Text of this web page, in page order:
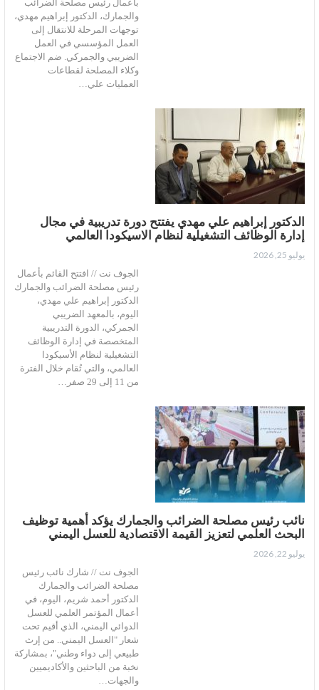
بأعمال رئيس مصلحة الضرائب
والجمارك، الدكتور إبراهيم مهدي،
توجهات المرحلة للانتقال إلى
العمل المؤسسي في العمل
الضريبي والجمركي. ضم الاجتماع
وكلاء المصلحة لقطاعات
العمليات علي…
الدكتور إبراهيم علي مهدي يفتتح دورة تدريبية في مجال
إدارة الوظائف التشغيلية لنظام الاسيكودا العالمي
يوليو 25, 2026
الجوف نت // افتتح القائم بأعمال
رئيس مصلحة الضرائب والجمارك
الدكتور إبراهيم علي مهدي،
اليوم، بالمعهد الضريبي
الجمركي، الدورة التدريبية
المتخصصة في إدارة الوظائف
التشغيلية لنظام الأسيكودا
العالمي، والتي تُقام خلال الفترة
من 11 إلى 29 صفر…
نائب رئيس مصلحة الضرائب والجمارك يؤكد أهمية توظيف
البحث العلمي لتعزيز القيمة الاقتصادية للعسل اليمني
يوليو 22, 2026
الجوف نت // شارك نائب رئيس
مصلحة الضرائب والجمارك
الدكتور أحمد شريم، اليوم، في
أعمال المؤتمر العلمي للعسل
الدوائي اليمني، الذي أقيم تحت
شعار "العسل اليمني.. من إرث
طبيعي إلى دواء وطني"، بمشاركة
نخبة من الباحثين والأكاديميين
والجهات…